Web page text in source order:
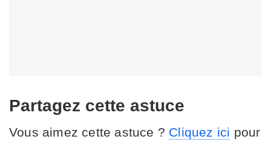
Partagez cette astuce
Vous aimez cette astuce ? Cliquez ici pour